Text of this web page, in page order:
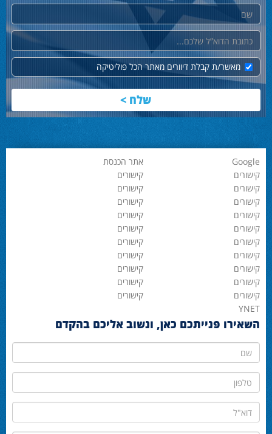
שם
דוא"ל
מאשר/ת קבלת דיוורים מאתר הכל פוליטיקה
Google אתר הכנסת
YNET
קישורים קישורים
קישורים קישורים
קישורים קישורים
קישורים קישורים
קישורים קישורים
קישורים קישורים
קישורים קישורים
קישורים קישורים
קישורים קישורים
קישורים קישורים
השאירו פנייתכם כאן, ונשוב אליכם בהקדם
שם
טלפון
דוא"ל